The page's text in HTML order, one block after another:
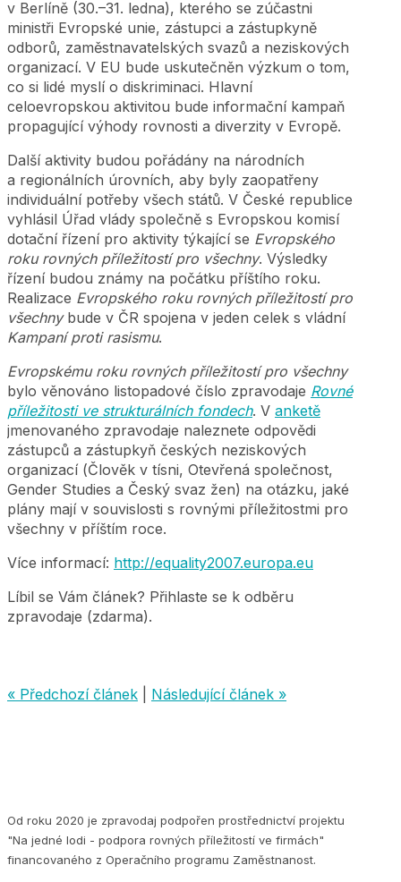
v Berlíně (30.–31. ledna), kterého se zúčastni
ministři Evropské unie, zástupci a zástupkyně
odborů, zaměstnavatelských svazů a neziskových
organizací. V EU bude uskutečněn výzkum o tom,
co si lidé myslí o diskriminaci. Hlavní
celoevropskou aktivitou bude informační kampaň
propagující výhody rovnosti a diverzity v Evropě.
Další aktivity budou pořádány na národních
a regionálních úrovních, aby byly zaopatřeny
individuální potřeby všech států. V České republice
vyhlásil Úřad vlády společně s Evropskou komisí
dotační řízení pro aktivity týkající se Evropského
roku rovných příležitostí pro všechny. Výsledky
řízení budou známy na počátku příštího roku.
Realizace Evropského roku rovných příležitostí pro
všechnybude v ČR spojena v jeden celek s vládní
Kampaní proti rasismu.
Evropskému roku rovných příležitostí pro všechny
bylo věnováno listopadové číslo zpravodaje Rovné
příležitosti ve strukturálních fondech. V anketě
jmenovaného zpravodaje naleznete odpovědi
zástupců a zástupkyň českých neziskových
organizací (Člověk v tísni, Otevřená společnost,
Gender Studies a Český svaz žen) na otázku, jaké
plány mají v souvislosti s rovnými příležitostmi pro
všechny v příštím roce.
Více informací: http://equality2007.europa.eu
Líbil se Vám článek? Přihlaste se k odběru
zpravodaje (zdarma).
« Předchozí článek Následující článek »
Od roku 2020 je zpravodaj podpořen prostřednictví projektu
"Na jedné lodi - podpora rovných příležitostí ve firmách"
financovaného z Operačního programu Zaměstnanost.